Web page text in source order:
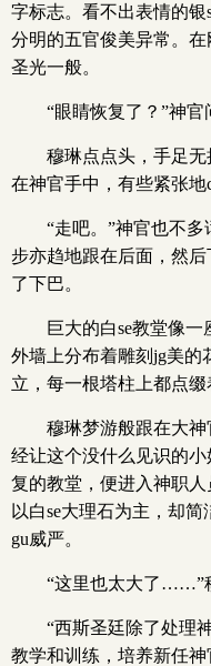
字标志。看不出表情的
分明的五官俊美异常。
圣光一般。
“眼睛恢复了？”神官
穆琳点点头，手足
在神官手中，有些紧张地
“走吧。”神官也不
步亦趋地跟在后面，然
了下巴。
巨大的白se教堂像一
外墙上分布着雕刻jg美的
立，每一根塔柱上都点缀
穆琳梦游般跟在大
经让这个没什么见识的
复的教堂，便进入神职
以白se大理石为主，却
gu威严。
“这里也太大了……”
“西斯圣廷除了处理
教学和训练，培养新任